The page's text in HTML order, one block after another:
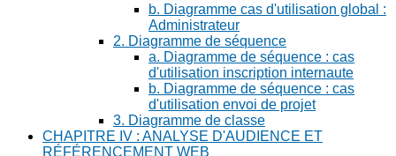
b. Diagramme cas d'utilisation global :
Administrateur
2. Diagramme de séquence
a. Diagramme de séquence : cas
d'utilisation inscription internaute
b. Diagramme de séquence : cas
d'utilisation envoi de projet
3. Diagramme de classe
CHAPITRE IV : ANALYSE D'AUDIENCE ET
RÉFÉRENCEMENT WEB